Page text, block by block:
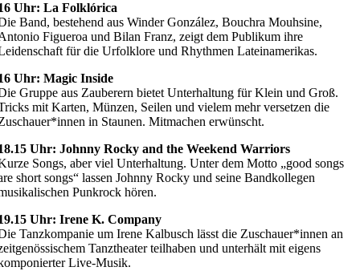
Uhr: La Folklórica
Band, bestehend aus Winder González, Bouchra Mouhsine,
Figueroa und Bilan Franz, zeigt dem Publikum ihre
für die Urfolklore und Rhythmen Lateinamerikas.
Uhr: Magic Inside
Gruppe aus Zauberern bietet Unterhaltung für Klein und Groß.
mit Karten, Münzen, Seilen und vielem mehr versetzen die
in Staunen. Mitmachen erwünscht.
Uhr: Johnny Rocky and the Weekend Warriors
Songs, aber viel Unterhaltung. Unter dem Motto „good songs
short songs“ lassen Johnny Rocky und seine Bandkollegen
Punkrock hören.
Uhr: Irene K. Company
Tanzkompanie um Irene Kalbusch lässt die Zuschauer*innen an
Tanztheater teilhaben und unterhält mit eigens
Live-Musik.